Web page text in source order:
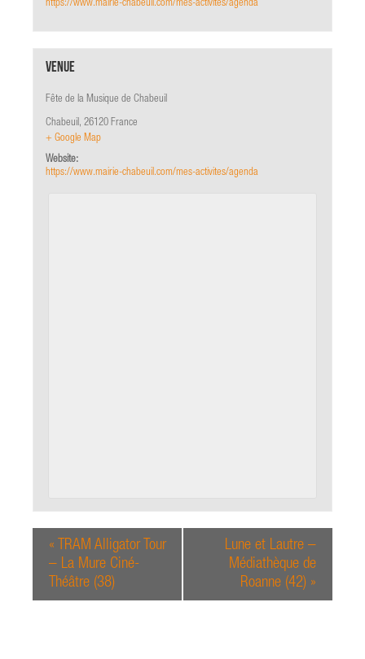
https://www.mairie-chabeuil.com/mes-activites/agenda
Venue
Fête de la Musique de Chabeuil
Chabeuil, 26120 France
+ Google Map
Website:
https://www.mairie-chabeuil.com/mes-activites/agenda
« TRAM Alligator Tour
– La Mure Ciné-
Théâtre (38)
Lune et Lautre –
Médiathèque de
Roanne (42) »